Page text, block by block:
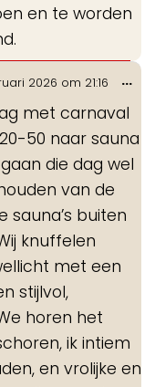
en te worden
2026 om 21:16
met carnaval
50 naar sauna
die dag wel
van de
sauna’s buiten
knuffelen
met een
stijlvol,
horen het
ik intiem
en vrolijke en
...